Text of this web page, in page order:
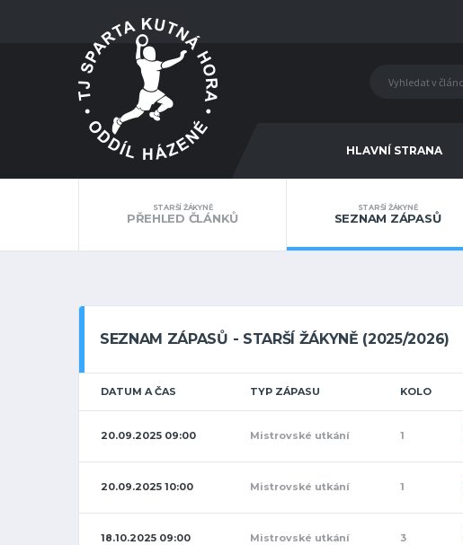
HLAVNÍ STRANA
STARŠÍ ŽÁKYNĚ
PŘEHLED ČLÁNKŮ
STARŠÍ ŽÁKYNĚ
SEZNAM ZÁPASŮ
SEZNAM ZÁPASŮ - STARŠÍ ŽÁKYNĚ (2025/2026)
DATUM A ČAS TYP ZÁPASU KOLO
20.09.2025 09:00 Mistrovské utkání 1
20.09.2025 10:00 Mistrovské utkání 1
18.10.2025 09:00 Mistrovské utkání 3